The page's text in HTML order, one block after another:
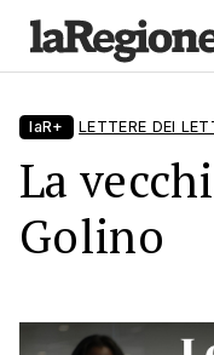
laR+ LETTERE DEI
La
Golino